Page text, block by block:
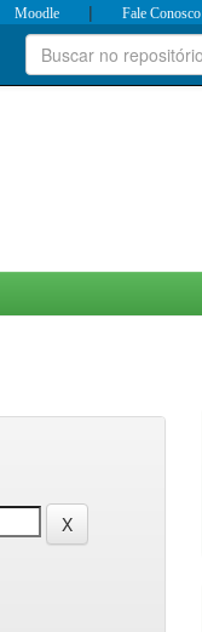
Moodle | Fale Conosco